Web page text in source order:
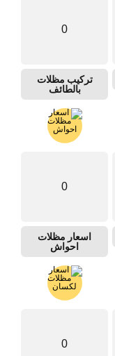
0
تركيب مظلات
بالطائف
0
اسعار مظلات
احواش
0